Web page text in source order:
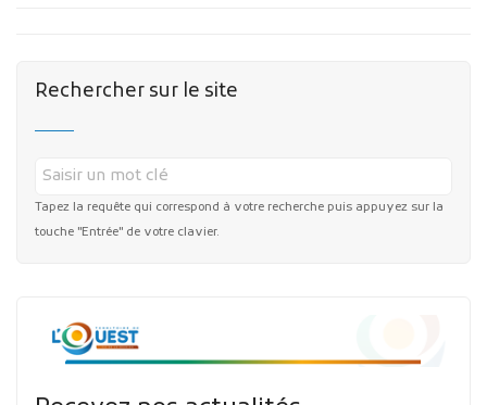
Rechercher sur le site
Tapez la requête qui correspond à votre recherche puis appuyez sur la
touche "Entrée" de votre clavier.